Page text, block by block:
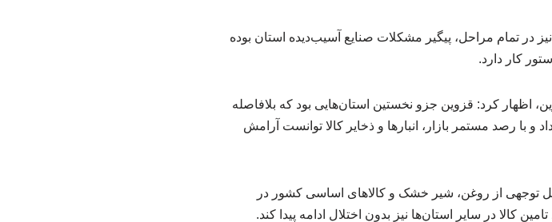
در تمام مراحل، پیگیر مشکلات صنایع آسیب‌دیده استان بوده
کار دارد.
اظهار کرد: قزوین جزو نخستین استان‌هایی بود که بلافاصله
و با رصد مستمر بازار، انبارها و ذخایر کالا توانست آرامش
توجهی از روغن، شیر خشک و کالاهای اساسی کشور در
کالا در سایر استان‌ها نیز بدون اختلال ادامه پیدا کند.